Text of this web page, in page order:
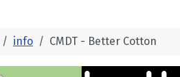
info CMDT - Better Cotton